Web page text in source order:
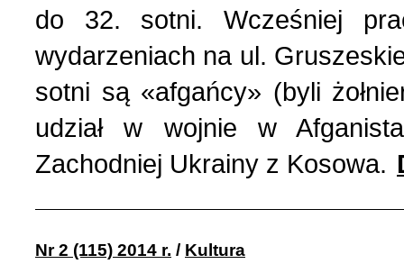
do 32. sotni. Wcześniej
wydarzeniach na ul.
sotni są «afgańcy» (byli
udział w wojnie w
Zachodniej Ukrainy z Kosowa.
Nr 2 (115) 2014 r. / Kultura